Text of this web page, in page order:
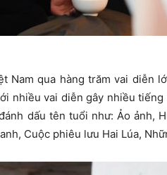
Nam qua hàng trăm vai diễn
nhiều vai diễn gây nhiều
dấu tên tuổi như: Ảo ảnh,
Cuộc phiêu lưu Hai Lúa,